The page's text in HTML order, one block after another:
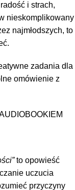
i strach,
nieskomplikowany
najmłodszych, to
zadania dla
omówienie z
to opowieść
uczucia
przyczyny